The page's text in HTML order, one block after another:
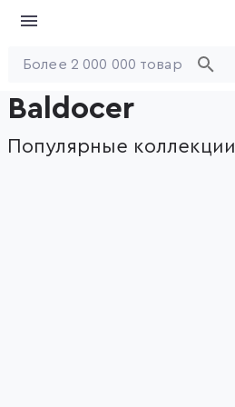
Baldocer
Популярные коллекции